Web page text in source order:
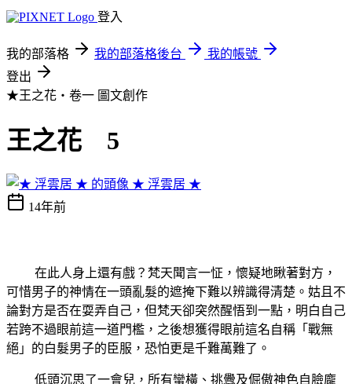
登入
我的部落格 我的部落格後台
我的帳號
登出
★王之花‧卷一 圖文創作
王之花 5
★ 浮雲居 ★
14年前
在此人身上還有戲？梵天聞言一怔，懷疑地瞅著對方，
可惜男子的神情在一頭亂髮的遮掩下難以辨識得清楚。姑且不
論對方是否在耍弄自己，但梵天卻突然醒悟到一點，明白自己
若跨不過眼前這一道門檻，之後想獲得眼前這名自稱「戰無
絕」的白髮男子的臣服，恐怕更是千難萬難了。
低頭沉思了一會兒，所有蠻橫、挑釁及倔傲神色自臉龐